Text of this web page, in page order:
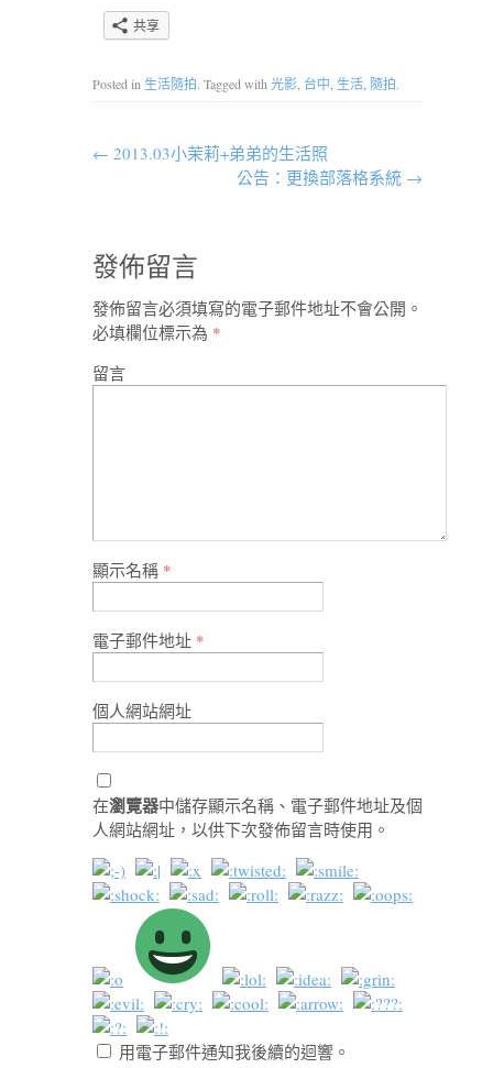
共享
Posted in 生活隨拍. Tagged with 光影 台中 生活 隨拍.
← 2013.03小茉莉+弟弟的生活照
公告：更換部落格系統 →
發佈留言
發佈留言必須填寫的電子郵件地址不會公開。
必填欄位標示為 *
留言
顯示名稱 *
電子郵件地址 *
個人網站網址
在瀏覽器中儲存顯示名稱、電子郵件地址及個
人網站網址，以供下次發佈留言時使用。
用電子郵件通知我後續的迴響。